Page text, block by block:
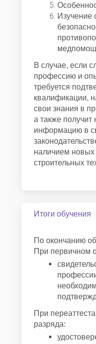
Изучение
В случае, если
профессию и
требуется
квалификации,
свои знания в
а также получит
информацию в
наличием
строительных
Итоги обучения
По окончанию
При первичном
При
разряда: